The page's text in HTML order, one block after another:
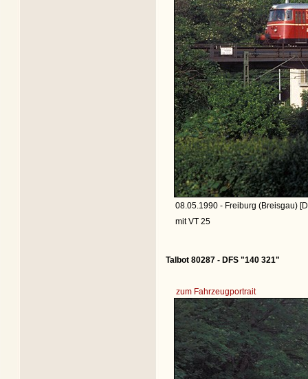
08.05.1990 - Freiburg (Breisgau)
mit VT 25
Talbot 80287 - DFS "140 321"
zum Fahrzeugportrait